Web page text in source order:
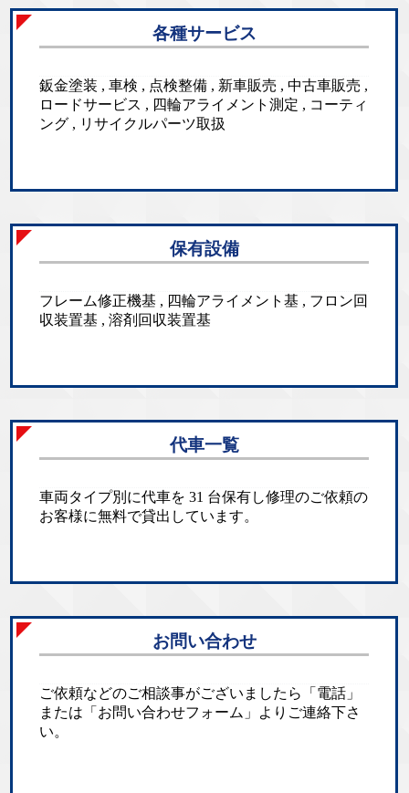
各種サービス
鈑金塗装 , 車検 , 点検整備 , 新車販売 , 中古車販売 ,
ロードサービス , 四輪アライメント測定 , コーティ
ング , リサイクルパーツ取扱
保有設備
フレーム修正機基 , 四輪アライメント基 , フロン回
収装置基 , 溶剤回収装置基
代車一覧
車両タイプ別に代車を 31 台保有し修理のご依頼の
お客様に無料で貸出しています。
お問い合わせ
ご依頼などのご相談事がございましたら「電話」
または「お問い合わせフォーム」よりご連絡下さ
い。